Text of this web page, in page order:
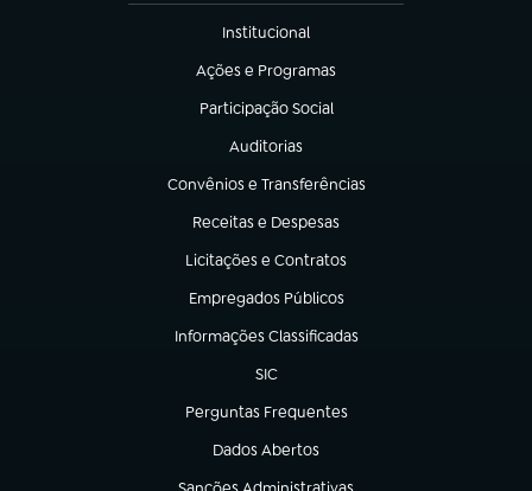
Institucional
(abre em nova aba)
Ações e Programas
(abre em nova aba)
Participação Social
(abre em nova aba)
Auditorias
(abre em nova aba)
Convênios e Transferências
(abre em nova aba)
Receitas e Despesas
(abre em nova aba)
Licitações e Contratos
(abre em nova aba)
Empregados Públicos
(abre em nova aba)
Informações Classificadas
(abre em nova aba)
SIC
(abre em nova aba)
Perguntas Frequentes
(abre em nova aba)
Dados Abertos
(abre em nova aba)